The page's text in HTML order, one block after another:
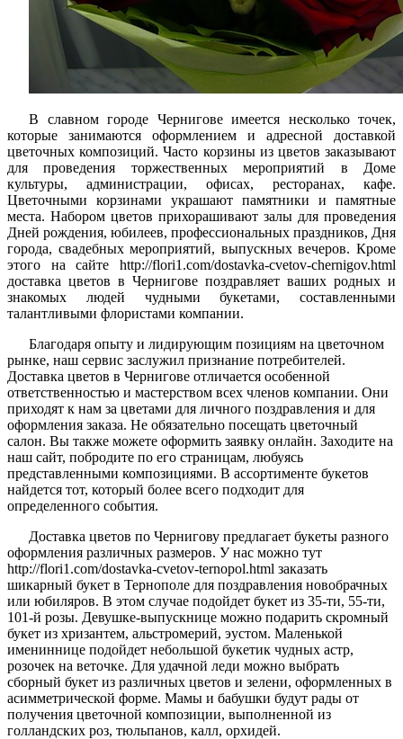
В славном городе Чернигове имеется несколько точек,
которые занимаются оформлением и адресной доставкой
цветочных композиций. Часто корзины из цветов заказывают
для проведения торжественных мероприятий в Доме
культуры, администрации, офисах, ресторанах, кафе.
Цветочными корзинами украшают памятники и памятные
места. Набором цветов прихорашивают залы для проведения
Дней рождения, юбилеев, профессиональных праздников, Дня
города, свадебных мероприятий, выпускных вечеров. Кроме
этого на сайте http://flori1.com/dostavka-cvetov-chernigov.html
доставка цветов в Чернигове поздравляет ваших родных и
знакомых людей чудными букетами, составленными
талантливыми флористами компании.
Благодаря опыту и лидирующим позициям на цветочном
рынке, наш сервис заслужил признание потребителей.
Доставка цветов в Чернигове отличается особенной
ответственностью и мастерством всех членов компании. Они
приходят к нам за цветами для личного поздравления и для
оформления заказа. Не обязательно посещать цветочный
салон. Вы также можете оформить заявку онлайн. Заходите на
наш сайт, побродите по его страницам, любуясь
представленными композициями. В ассортименте букетов
найдется тот, который более всего подходит для
определенного события.
Доставка цветов по Чернигову предлагает букеты разного
оформления различных размеров. У нас можно тут
http://flori1.com/dostavka-cvetov-ternopol.html заказать
шикарный букет в Тернополе для поздравления новобрачных
или юбиляров. В этом случае подойдет букет из 35-ти, 55-ти,
101-й розы. Девушке-выпускнице можно подарить скромный
букет из хризантем, альстромерий, эустом. Маленькой
имениннице подойдет небольшой букетик чудных астр,
розочек на веточке. Для удачной леди можно выбрать
сборный букет из различных цветов и зелени, оформленных в
асимметрической форме. Мамы и бабушки будут рады от
получения цветочной композиции, выполненной из
голландских роз, тюльпанов, калл, орхидей.